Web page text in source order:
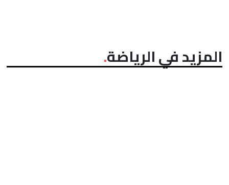
المزيد في الرياضة